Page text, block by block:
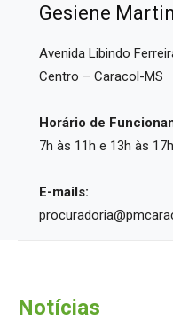
Gesiene
Avenida Libindo
Centro – Caracol-MS
Horário de
7h às 11h e 13h às 17h
E-mails:
Notícias